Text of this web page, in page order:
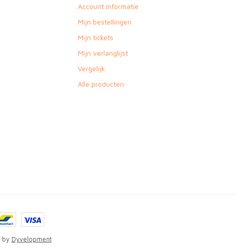
Account informatie
Mijn bestellingen
Mijn tickets
Mijn verlanglijst
Vergelijk
Alle producten
by Dyvelopment